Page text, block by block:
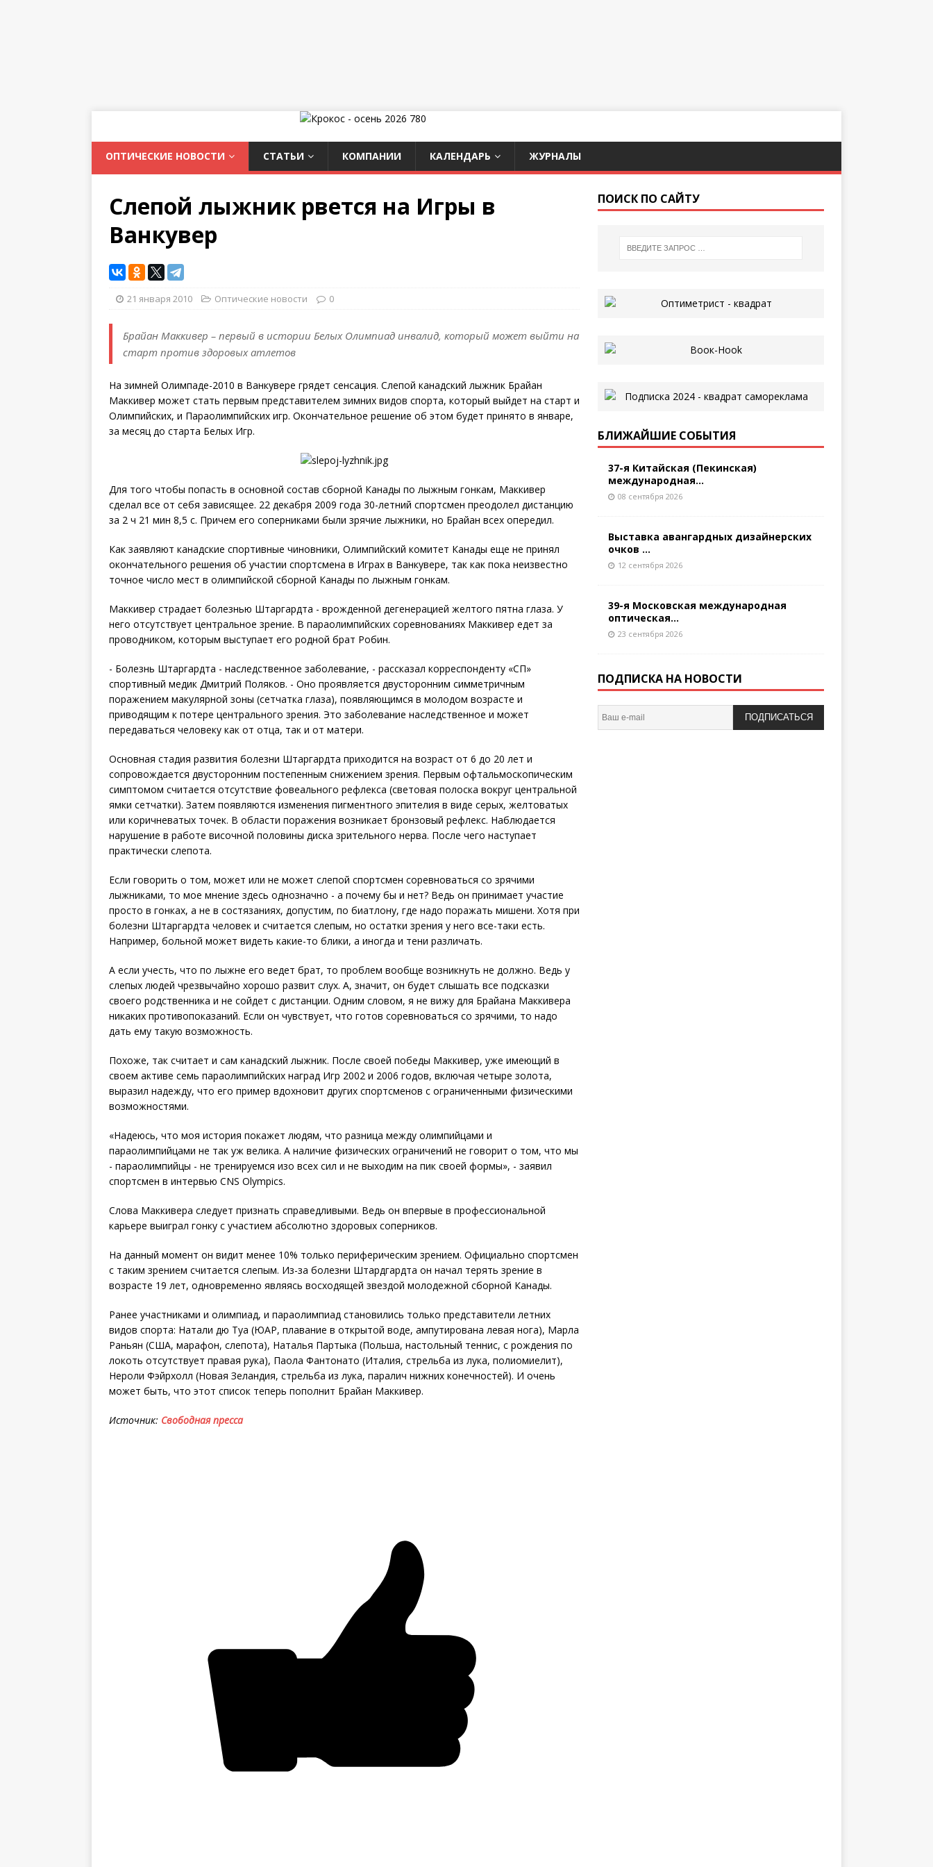
ОПТИЧЕСКИЕ НОВОСТИ СТАТЬИ КОМПАНИИ КАЛЕНДАРЬ ЖУРНАЛЫ
Слепой лыжник рвется на Игры в
Ванкувер
21 января 2010 Оптические новости 0
Брайан Маккивер – первый в истории Белых Олимпиад инвалид, который может выйти на
старт против здоровых атлетов
На зимней Олимпаде-2010 в Ванкувере грядет сенсация. Слепой канадский лыжник Брайан
Маккивер может стать первым представителем зимних видов спорта, который выйдет на старт и
Олимпийских, и Параолимпийских игр. Окончательное решение об этом будет принято в январе,
за месяц до старта Белых Игр.
Для того чтобы попасть в основной состав сборной Канады по лыжным гонкам, Маккивер
сделал все от себя зависящее. 22 декабря 2009 года 30-летний спортсмен преодолел дистанцию
за 2 ч 21 мин 8,5 с. Причем его соперниками были зрячие лыжники, но Брайан всех опередил.
Как заявляют канадские спортивные чиновники, Олимпийский комитет Канады еще не принял
окончательного решения об участии спортсмена в Играх в Ванкувере, так как пока неизвестно
точное число мест в олимпийской сборной Канады по лыжным гонкам.
Маккивер страдает болезнью Штаргардта - врожденной дегенерацией желтого пятна глаза. У
него отсутствует центральное зрение. В параолимпийских соревнованиях Маккивер едет за
проводником, которым выступает его родной брат Робин.
- Болезнь Штаргардта - наследственное заболевание, - рассказал корреспонденту «СП»
спортивный медик Дмитрий Поляков. - Оно проявляется двусторонним симметричным
поражением макулярной зоны (сетчатка глаза), появляющимся в молодом возрасте и
приводящим к потере центрального зрения. Это заболевание наследственное и может
передаваться человеку как от отца, так и от матери.
Основная стадия развития болезни Штаргардта приходится на возраст от 6 до 20 лет и
сопровождается двусторонним постепенным снижением зрения. Первым офтальмоскопическим
симптомом считается отсутствие фовеального рефлекса (световая полоска вокруг центральной
ямки сетчатки). Затем появляются изменения пигментного эпителия в виде серых, желтоватых
или коричневатых точек. В области поражения возникает бронзовый рефлекс. Наблюдается
нарушение в работе височной половины диска зрительного нерва. После чего наступает
практически слепота.
Если говорить о том, может или не может слепой спортсмен соревноваться со зрячими
лыжниками, то мое мнение здесь однозначно - а почему бы и нет? Ведь он принимает участие
просто в гонках, а не в состязаниях, допустим, по биатлону, где надо поражать мишени. Хотя при
болезни Штаргардта человек и считается слепым, но остатки зрения у него все-таки есть.
Например, больной может видеть какие-то блики, а иногда и тени различать.
А если учесть, что по лыжне его ведет брат, то проблем вообще возникнуть не должно. Ведь у
слепых людей чрезвычайно хорошо развит слух. А, значит, он будет слышать все подсказки
своего родственника и не сойдет с дистанции. Одним словом, я не вижу для Брайана Маккивера
никаких противопоказаний. Если он чувствует, что готов соревноваться со зрячими, то надо
дать ему такую возможность.
Похоже, так считает и сам канадский лыжник. После своей победы Маккивер, уже имеющий в
своем активе семь параолимпийских наград Игр 2002 и 2006 годов, включая четыре золота,
выразил надежду, что его пример вдохновит других спортсменов с ограниченными физическими
возможностями.
«Надеюсь, что моя история покажет людям, что разница между олимпийцами и
параолимпийцами не так уж велика. А наличие физических ограничений не говорит о том, что мы
- параолимпийцы - не тренируемся изо всех сил и не выходим на пик своей формы», - заявил
спортсмен в интервью CNS Olympics.
Слова Маккивера следует признать справедливыми. Ведь он впервые в профессиональной
карьере выиграл гонку с участием абсолютно здоровых соперников.
На данный момент он видит менее 10% только периферическим зрением. Официально спортсмен
с таким зрением считается слепым. Из-за болезни Штардгардта он начал терять зрение в
возрасте 19 лет, одновременно являясь восходящей звездой молодежной сборной Канады.
Ранее участниками и олимпиад, и параолимпиад становились только представители летних
видов спорта: Натали дю Туа (ЮАР, плавание в открытой воде, ампутирована левая нога), Марла
Раньян (США, марафон, слепота), Наталья Партыка (Польша, настольный теннис, с рождения по
локоть отсутствует правая рука), Паола Фантонато (Италия, стрельба из лука, полиомиелит),
Нероли Фэйрхолл (Новая Зеландия, стрельба из лука, паралич нижних конечностей). И очень
может быть, что этот список теперь пополнит Брайан Маккивер.
Источник: Свободная пресса
ПОИСК ПО САЙТУ
БЛИЖАЙШИЕ СОБЫТИЯ
37-я Китайская (Пекинская)
международная...
08 сентября 2026
Выставка авангардных дизайнерских
очков ...
12 сентября 2026
39-я Московская международная
оптическая...
23 сентября 2026
ПОДПИСКА НА НОВОСТИ
ПОДПИСАТЬСЯ